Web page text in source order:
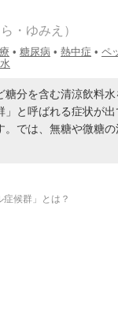
・ゆみえ）
• 糖尿病 • 熱中症 • ペ
糖分を含む清涼飲料水
」と呼ばれる症状が
。では、無糖や微糖
症候群」とは？